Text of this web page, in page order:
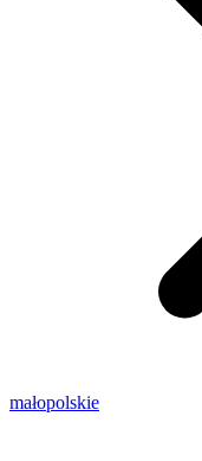
małopolskie